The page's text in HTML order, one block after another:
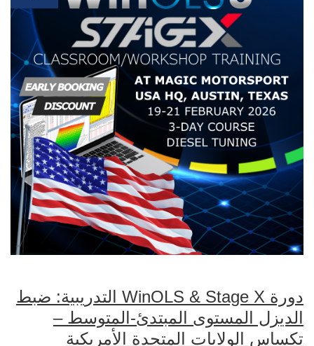
دورة WinOLS & Stage X التدريبية: ضبط
الديزل المستوى المبتدئ-المتوسط –
تكساس الولايات المتحدة الأمريكية